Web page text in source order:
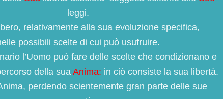
leggi.
relativamente alla sua evoluzione specifica,
possibili scelte di cui può usufruire.
l’Uomo può fare delle scelte che condizionano e
della suaAnima: in ciò consiste la sua libertà.
perdendo scientemente gran parte delle sue